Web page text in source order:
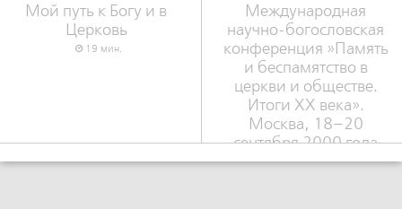
Мой путь к Богу и в
Церковь
19 мин.
Международная
научно-богословская
конференция »Память
и беспамятство в
церкви и обществе.
Итоги XX века».
Москва, 18–20
сентября 2000 года
1 мин.